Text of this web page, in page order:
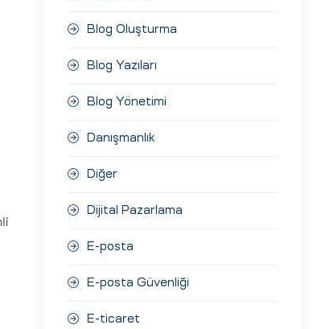
Blog Oluşturma
Blog Yazıları
Blog Yönetimi
Danışmanlık
Diğer
Dijital Pazarlama
E-posta
E-posta Güvenliği
E-ticaret